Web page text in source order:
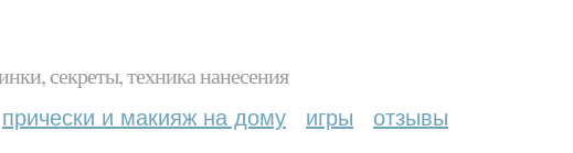
секреты, техника нанесения
прически и макияж на дому игры отзывы